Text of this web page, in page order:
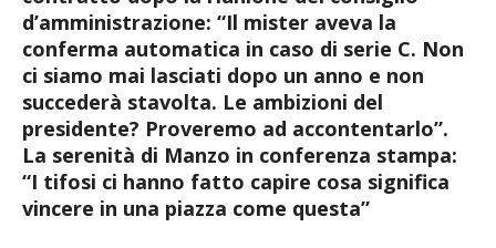
d’amministrazione: “Il mister aveva la
conferma automatica in caso di serie C. Non
ci siamo mai lasciati dopo un anno e non
succederà stavolta. Le ambizioni del
presidente? Proveremo ad accontentarlo”.
La serenità di Manzo in conferenza stampa:
“I tifosi ci hanno fatto capire cosa significa
vincere in una piazza come questa”